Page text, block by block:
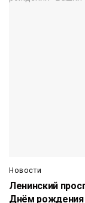
Новости
Ленинский
Днём рождения